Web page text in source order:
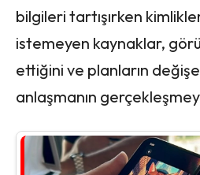
bilgileri tartışırken
istemeyen kaynaklar,
ettiğini ve planların
anlaşmanın